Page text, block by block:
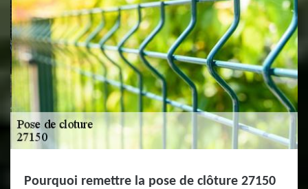
Pourquoi remettre la pose de clôture 27150